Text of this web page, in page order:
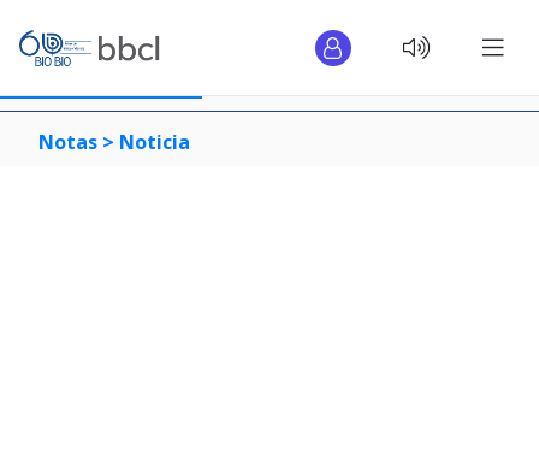
Notas > Noticia